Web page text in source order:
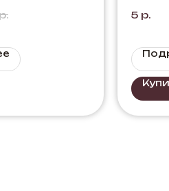
Цвет:
5 р.